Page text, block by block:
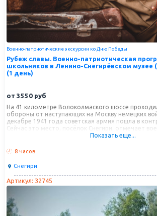
Военно-патриотические экскурсии ко Дню Победы
Рубеж славы. Военно-патриотическая
школьников в Ленино-Снегирёвском музее
(1 день)
от 3550 руб
На 41 километре Волоколмаского шоссе
обороны от наступающих на Москву немецких
декабре 1941 года советская армия пошла в
Сейчас это место, посёлок Снегири, отмечает
музей с большой площадкой военной техники и
Показать еще...
8 часов
Снегири
Артикул: 32745